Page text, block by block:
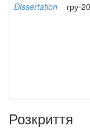
Dissertation гру-
Розкриття